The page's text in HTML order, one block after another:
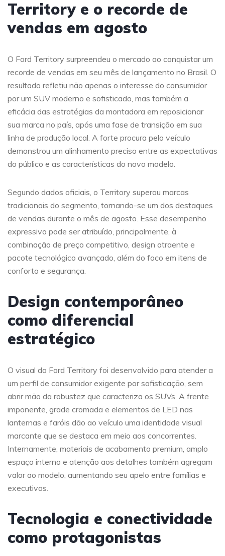
Territory e o recorde de
vendas em agosto
O Ford Territory surpreendeu o mercado ao conquistar um
recorde de vendas em seu mês de lançamento no Brasil. O
resultado refletiu não apenas o interesse do consumidor
por um SUV moderno e sofisticado, mas também a
eficácia das estratégias da montadora em reposicionar
sua marca no país, após uma fase de transição em sua
linha de produção local. A forte procura pelo veículo
demonstrou um alinhamento preciso entre as expectativas
do público e as características do novo modelo.
Segundo dados oficiais, o Territory superou marcas
tradicionais do segmento, tornando-se um dos destaques
de vendas durante o mês de agosto. Esse desempenho
expressivo pode ser atribuído, principalmente, à
combinação de preço competitivo, design atraente e
pacote tecnológico avançado, além do foco em itens de
conforto e segurança.
Design contemporâneo
como diferencial
estratégico
O visual do Ford Territory foi desenvolvido para atender a
um perfil de consumidor exigente por sofisticação, sem
abrir mão da robustez que caracteriza os SUVs. A frente
imponente, grade cromada e elementos de LED nas
lanternas e faróis dão ao veículo uma identidade visual
marcante que se destaca em meio aos concorrentes.
Internamente, materiais de acabamento premium, amplo
espaço interno e atenção aos detalhes também agregam
valor ao modelo, aumentando seu apelo entre famílias e
executivos.
Tecnologia e conectividade
como protagonistas